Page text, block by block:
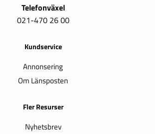
Telefonväxel
021-470 26 00
Kundservice
Annonsering
Om Länsposten
Fler Resurser
Nyhetsbrev